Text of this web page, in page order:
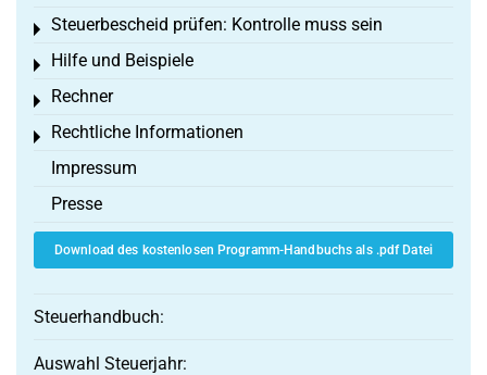
Steuerbescheid prüfen: Kontrolle muss sein
Toggle menu
Hilfe und Beispiele
Toggle menu
Rechner
Toggle menu
Rechtliche Informationen
Toggle menu
Impressum
Presse
Download des kostenlosen Programm-Handbuchs als .pdf Datei
Steuerhandbuch:
Auswahl Steuerjahr: